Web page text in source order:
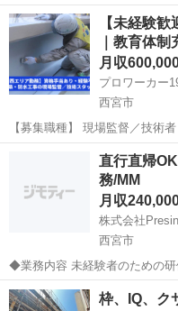
の運び ・現場の片付けや清掃 ・簡単な
体を動かすのが好きならすぐ活躍できます！ ◆
周辺エリア（直行...
兵庫 西宮市 甲陽園駅
【未経験
｜教育体
月収
プロワーカー
西宮市
【募集職種】 現場監督／技術者（防水工事）
17:30 ※休憩：約90分 【仕事内容】 ①現場監督 打ち合わせ、工程管
理、現場調査、人員手配、報
西宮市 その他
直行直帰
務/MM
月収
株式会社
西宮市
◆業務内容 未経験者のための研修あり！一歩ずつ成長できる安心の職
場です。 ◆シフト 週5日勤務（土日休み） ◆給与 月給24万円 ※社用
兵庫 西宮市
枠、IQ、ク